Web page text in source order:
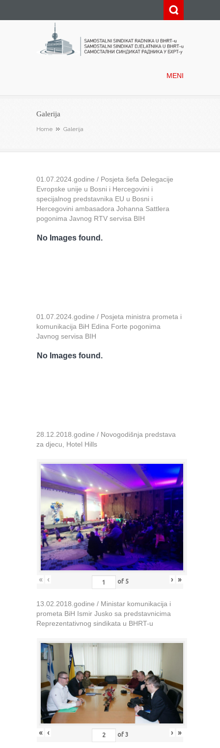
MENI
Galerija
Home Galerija
01.07.2024.godine / Posjeta šefa Delegacije
Evropske unije u Bosni i Hercegovini i
specijalnog predstavnika EU u Bosni i
Hercegovini ambasadora Johanna Sattlera
pogonima Javnog RTV servisa BIH
No Images found.
01.07.2024.godine / Posjeta ministra prometa i
komunikacija BiH Edina Forte pogonima
Javnog servisa BIH
No Images found.
28.12.2018.godine / Novogodišnja predstava
za djecu, Hotel Hills
« ‹ of 5 › »
13.02.2018.godine / Ministar komunikacija i
prometa BiH Ismir Jusko sa predstavnicima
Reprezentativnog sindikata u BHRT-u
« ‹ of 3 › »